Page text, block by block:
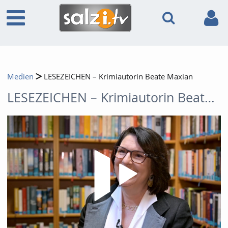
Medien LESEZEICHEN – Krimiautorin Beate Maxian
LESEZEICHEN – Krimiautorin Beate Maxian